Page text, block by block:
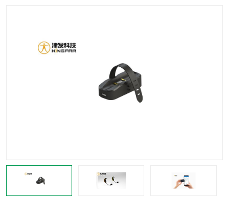
行为观察与表情分析
人机交互实验室
车俩与驾驶模拟